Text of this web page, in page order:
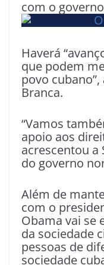
com o
Haverá
que podem
povo
Branca.
“Vamos
apoio aos
acrescentou a
do governo
Além de
com o
Obama vai se
da sociedade
pessoas de
sociedade